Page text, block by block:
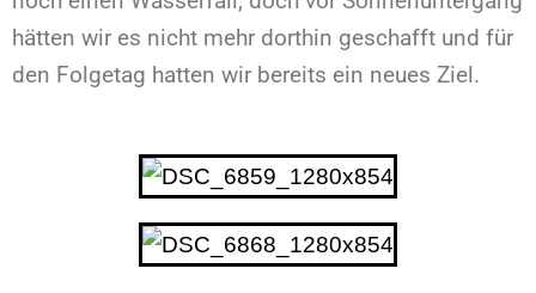
hätten wir es nicht mehr dorthin geschafft und für
den Folgetag hatten wir bereits ein neues Ziel.